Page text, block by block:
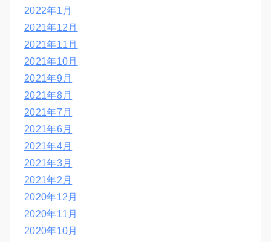
2022年1月
2021年12月
2021年11月
2021年10月
2021年9月
2021年8月
2021年7月
2021年6月
2021年4月
2021年3月
2021年2月
2020年12月
2020年11月
2020年10月